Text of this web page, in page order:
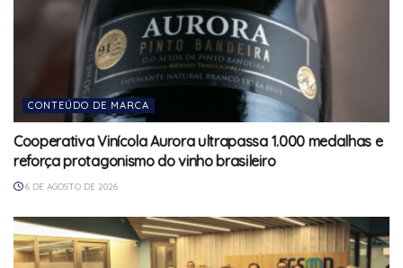
CONTEÚDO DE MARCA
Cooperativa Vinícola Aurora ultrapassa 1.000 medalhas e
reforça protagonismo do vinho brasileiro
6 DE AGOSTO DE 2026